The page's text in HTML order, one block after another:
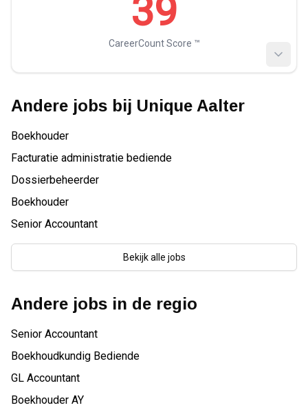
39
CareerCount Score ™️
Andere jobs bij Unique Aalter
Boekhouder
Facturatie administratie bediende
Dossierbeheerder
Boekhouder
Senior Accountant
Bekijk alle jobs
Andere jobs in de regio
Senior Accountant
Boekhoudkundig Bediende
GL Accountant
Boekhouder AY